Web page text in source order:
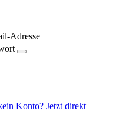
Adresse
Konto? Jetzt direkt